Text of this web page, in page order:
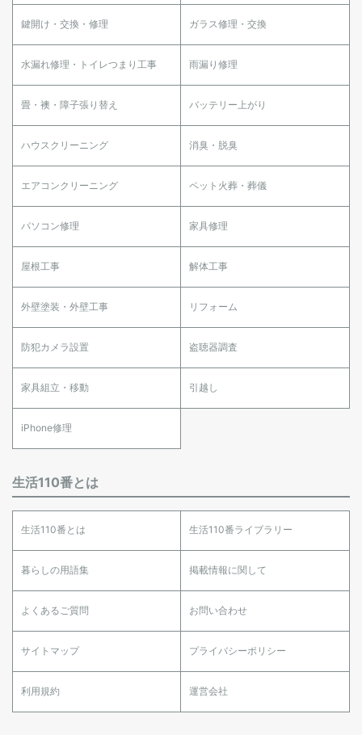
鍵開け・交換・修理 ガラス修理・交換
水漏れ修理・トイレつまり工事 雨漏り修理
畳・襖・障子張り替え バッテリー上がり
ハウスクリーニング 消臭・脱臭
エアコンクリーニング ペット火葬・葬儀
パソコン修理 家具修理
屋根工事 解体工事
外壁塗装・外壁工事 リフォーム
防犯カメラ設置 盗聴器調査
家具組立・移動 引越し
iPhone修理
生活110番とは
生活110番とは 生活110番ライブラリー
暮らしの用語集 掲載情報に関して
よくあるご質問 お問い合わせ
サイトマップ プライバシーポリシー
利用規約 運営会社